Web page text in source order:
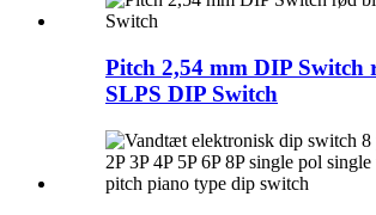
Pitch 2,54 mm DIP Switch
SLPS DIP Switch